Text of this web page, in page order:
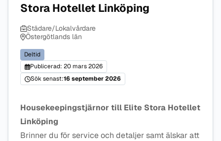
Stora Hotellet Linköping
Städare/Lokalvårdare
Östergötlands län
Deltid
Publicerad: 20 mars 2026
Sök senast:16 september 2026
Housekeepingstjärnor till Elite Stora Hotellet
Linköping
Brinner du för service och detaljer samt älskar att